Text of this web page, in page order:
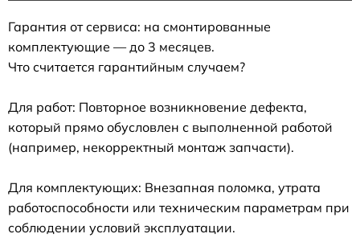
Гарантия от сервиса: на смонтированные
комплектующие — до 3 месяцев.
Что считается гарантийным случаем?
Для работ: Повторное возникновение дефекта,
который прямо обусловлен с выполненной работой
(например, некорректный монтаж запчасти).
Для комплектующих: Внезапная поломка, утрата
работоспособности или техническим параметрам при
соблюдении условий эксплуатации.